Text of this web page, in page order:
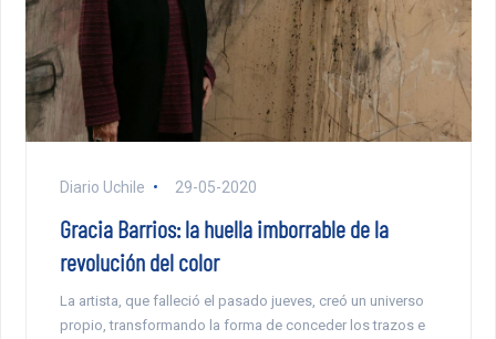
Diario Uchile 29-05-2020
Gracia Barrios: la huella imborrable de la
revolución del color
La artista, que falleció el pasado jueves, creó un universo
propio, transformando la forma de conceder los trazos e